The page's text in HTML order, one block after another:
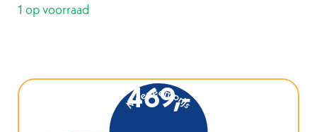
1 op voorraad
469,-